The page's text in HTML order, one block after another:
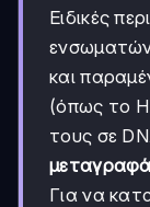
Ειδικές
και
(όπως το
τους σε
Για να